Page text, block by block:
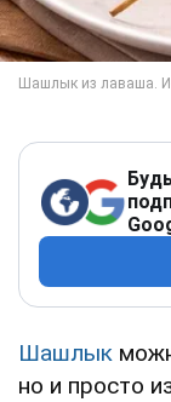
Шашлык
но и просто